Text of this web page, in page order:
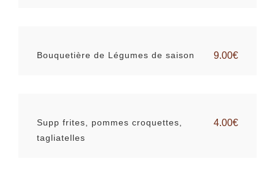
Bouquetière de Légumes de saison 9.00€
Supp frites, pommes croquettes,
tagliatelles
4.00€